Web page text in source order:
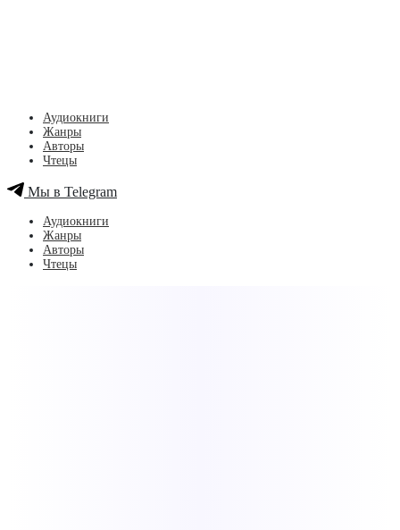
Аудиокниги
Жанры
Авторы
Чтецы
Мы в Telegram
Аудиокниги
Жанры
Авторы
Чтецы